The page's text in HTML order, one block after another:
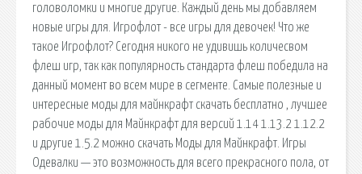
головоломки и многие другие. Каждый день мы добавляем
новые игры для. Игрофлот - все игры для девочек! Что же
такое Игрофлот? Сегодня никого не удивишь количесвом
флеш игр, так как популярность стандарта флеш победила на
данный момент во всем мире в сегменте. Самые полезные и
интересные моды для майнкрафт скачать бесплатно , лучшее
рабочие моды для Майнкрафт для версий 1.14 1.13.2 1.12.2
и другие 1.5.2 можно скачать Моды для Майнкрафт. Игры
Одевалки — это возможность для всего прекрасного пола, от